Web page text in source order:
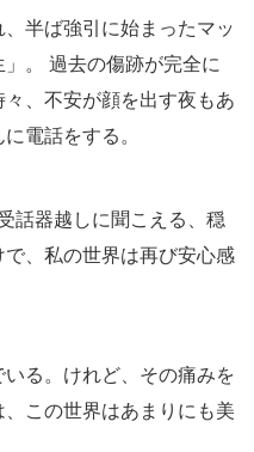
半ば強引に始まったマッ
。 過去の傷跡が完全に
、不安が顔を出す夜もあ
電話をする。
話器越しに聞こえる、穏
、私の世界は再び安心感
る。けれど、その痛みを
この世界はあまりにも美